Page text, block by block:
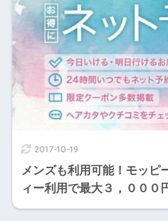
2017-10-19
メンズも利用可能！モッピ
ィー利用で最大３，０００